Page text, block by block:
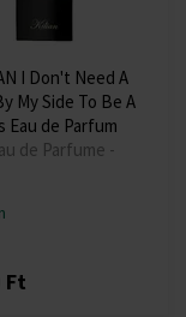
I Don't Need A
My Side To Be A
Eau de Parfum
de Parfume -
Ft